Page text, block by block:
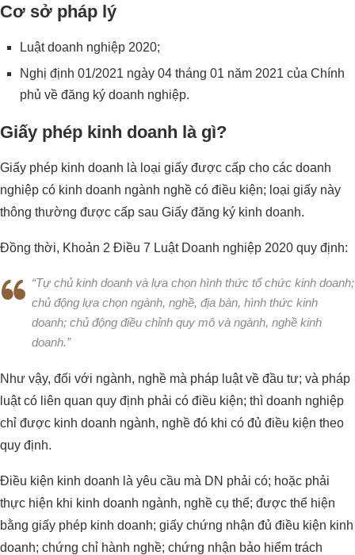
Cơ sở pháp lý
Luật doanh nghiệp 2020;
Nghị định 01/2021 ngày 04 tháng 01 năm 2021 của Chính
phủ về đăng ký doanh nghiệp.
Giấy phép kinh doanh là gì?
Giấy phép kinh doanh là loại giấy được cấp cho các doanh
nghiệp có kinh doanh ngành nghề có điều kiện; loại giấy này
thông thường được cấp sau Giấy đăng ký kinh doanh.
Đồng thời, Khoản 2 Điều 7 Luật Doanh nghiệp 2020 quy định:
“Tự chủ kinh doanh và lựa chọn hình thức tổ chức kinh doanh;
chủ động lựa chọn ngành, nghề, địa bàn, hình thức kinh
doanh; chủ động điều chỉnh quy mô và ngành, nghề kinh
doanh.”
Như vậy, đối với ngành, nghề mà pháp luật về đầu tư; và pháp
luật có liên quan quy định phải có điều kiện; thì doanh nghiệp
chỉ được kinh doanh ngành, nghề đó khi có đủ điều kiện theo
quy định.
Điều kiện kinh doanh là yêu cầu mà DN phải có; hoặc phải
thực hiện khi kinh doanh ngành, nghề cụ thể; được thể hiện
bằng giấy phép kinh doanh; giấy chứng nhận đủ điều kiện kinh
doanh; chứng chỉ hành nghề; chứng nhận bảo hiểm trách